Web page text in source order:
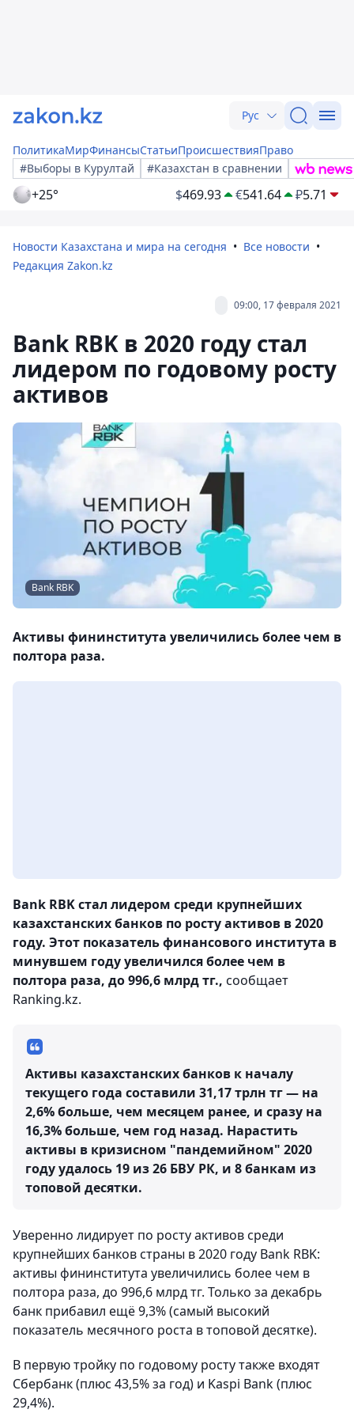
Рус
ПолитикаМирФинансыСтатьиПроисшествияПраво
#Выборы в Курултай
#Казахстан в сравнении
+25° $469.93 €541.64 ₽5.71
Новости Казахстана и мира на сегодня
Все новости
Редакция Zakon.kz
09:00, 17 февраля 2021
Bank RBK в 2020 году стал
лидером по годовому росту
активов
Bank RBK
Активы фининститута увеличились более чем в
полтора раза.
Bank RBK стал лидером среди крупнейших
казахстанских банков по росту активов в 2020
году. Этот показатель финансового института в
минувшем году увеличился более чем в
полтора раза, до 996,6 млрд тг., сообщает
Ranking.kz.
Активы казахстанских банков к началу
текущего года составили 31,17 трлн тг — на
2,6% больше, чем месяцем ранее, и сразу на
16,3% больше, чем год назад. Нарастить
активы в кризисном "пандемийном" 2020
году удалось 19 из 26 БВУ РК, и 8 банкам из
топовой десятки.
Уверенно лидирует по росту активов среди
крупнейших банков страны в 2020 году Bank RBK:
активы фининститута увеличились более чем в
полтора раза, до 996,6 млрд тг. Только за декабрь
банк прибавил ещё 9,3% (самый высокий
показатель месячного роста в топовой десятке).
В первую тройку по годовому росту также входят
Сбербанк (плюс 43,5% за год) и Kaspi Bank (плюс
29,4%).